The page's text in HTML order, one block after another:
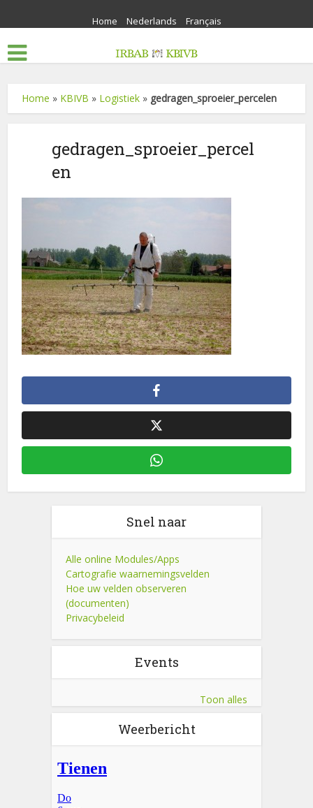
Home Nederlands Français
Home » KBIVB » Logistiek » gedragen_sproeier_percelen
gedragen_sproeier_percel
en
Snel naar
Alle online Modules/Apps
Cartografie waarnemingsvelden
Hoe uw velden observeren
(documenten)
Privacybeleid
Events
Toon alles
Weerbericht